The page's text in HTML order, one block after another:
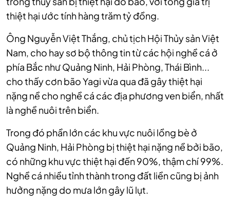
thiệt hại ước tính hàng trăm tỷ đồng.
Ông Nguyễn Việt Thắng, chủ tịch Hội Thủy sản Việt
Nam, cho hay sơ bộ thông tin từ các hội nghề cá ở
phía Bắc như Quảng Ninh, Hải Phòng, Thái Bình...
cho thấy cơn bão Yagi vừa qua đã gây thiệt hại
nặng nề cho nghề cá các địa phương ven biển, nhất
là nghề nuôi trên biển.
Trong đó phần lớn các khu vực nuôi lồng bè ở
Quảng Ninh, Hải Phòng bị thiệt hại nặng nề bởi bão,
có những khu vực thiệt hại đến 90%, thậm chí 99%.
Nghề cá nhiều tỉnh thành trong đất liền cũng bị ảnh
hưởng nặng do mưa lớn gây lũ lụt.